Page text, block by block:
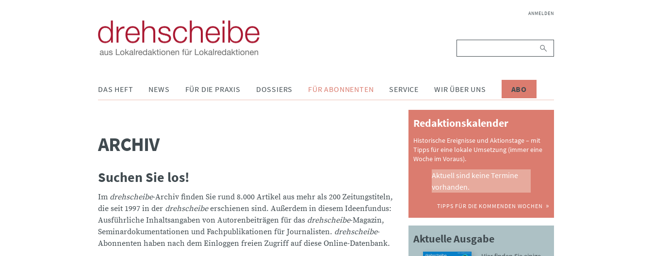
NAVIGATION
ANMELDEN
DAS HEFT NEWS FÜR DIE PRAXIS DOSSIERS FÜR ABONNENTEN SERVICE WIR ÜBER UNS ABO
ARCHIV
Suchen Sie los!
Im drehscheibe-Archiv finden Sie rund 8.000 Artikel aus mehr als 200 Zeitungstiteln,
die seit 1997 in der drehscheibeerschienen sind. Außerdem in diesem Ideenfundus:
Ausführliche Inhaltsangaben von Autorenbeiträgen für das drehscheibe-Magazin,
Seminardokumentationen und Fachpublikationen für Journalisten. drehscheibe-
Abonnenten haben nach dem Einloggen freien Zugriff auf diese Online-Datenbank.
Redaktionskalender
Historische Ereignisse und Aktionstage – mit
Tipps für eine lokale Umsetzung (immer eine
Woche im Voraus).
Aktuell sind keine Termine
vorhanden.
TIPPS FÜR DIE KOMMENDEN WOCHEN
Aktuelle Ausgabe